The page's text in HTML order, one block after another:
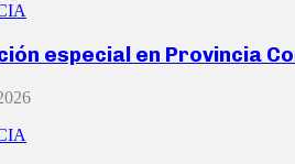
especial en Provincia